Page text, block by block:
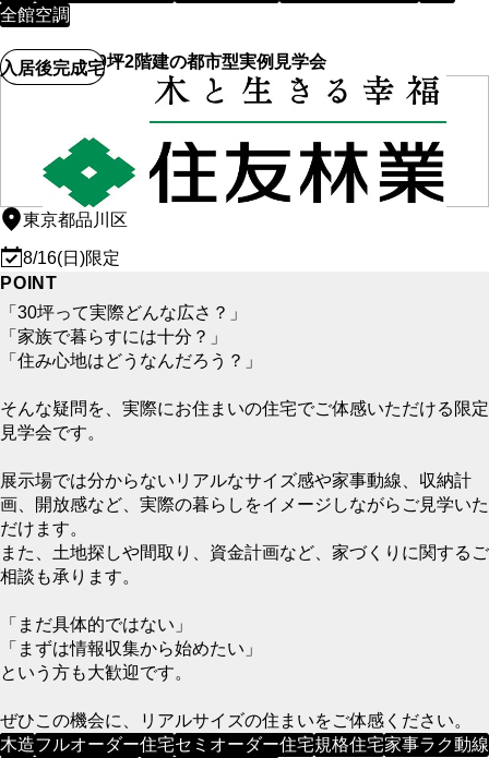
全館空調
入居後完成宅
【品川区】30坪2階建の都市型実例見学会
東京都品川区
8/16(日)限定
POINT
「30坪って実際どんな広さ？」
「家族で暮らすには十分？」
「住み心地はどうなんだろう？」
そんな疑問を、実際にお住まいの住宅でご体感いただける限定
見学会です。
展示場では分からないリアルなサイズ感や家事動線、収納計
画、開放感など、実際の暮らしをイメージしながらご見学いた
だけます。
また、土地探しや間取り、資金計画など、家づくりに関するご
相談も承ります。
「まだ具体的ではない」
「まずは情報収集から始めたい」
という方も大歓迎です。
ぜひこの機会に、リアルサイズの住まいをご体感ください。
木造フルオーダー住宅セミオーダー住宅規格住宅家事ラク動線